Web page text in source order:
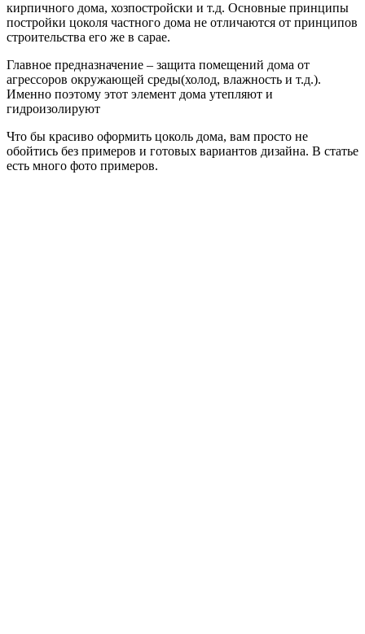
кирпичного дома, хозпостройски и т.д. Основные принципы
постройки цоколя частного дома не отличаются от принципов
строительства его же в сарае.
Главное предназначение – защита помещений дома от
агрессоров окружающей среды(холод, влажность и т.д.).
Именно поэтому этот элемент дома утепляют и
гидроизолируют
Что бы красиво оформить цоколь дома, вам просто не
обойтись без примеров и готовых вариантов дизайна. В статье
есть много фото примеров.